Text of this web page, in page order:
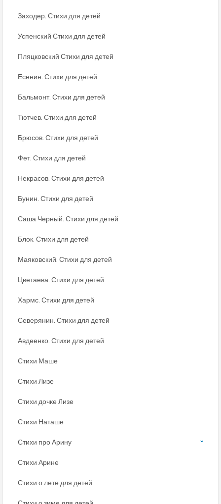
Заходер. Стихи для детей
Успенский Стихи для детей
Пляцковский Стихи для детей
Есенин. Стихи для детей
Бальмонт. Стихи для детей
Тютчев. Стихи для детей
Брюсов. Стихи для детей
Фет. Стихи для детей
Некрасов. Стихи для детей
Бунин. Стихи для детей
Саша Черный. Стихи для детей
Блок. Стихи для детей
Маяковский. Стихи для детей
Цветаева. Стихи для детей
Хармс. Стихи для детей
Северянин. Стихи для детей
Авдеенко. Стихи для детей
Стихи Маше
Стихи Лизе
Стихи дочке Лизе
Стихи Наташе
Стихи про Арину
Стихи Арине
Стихи о лете для детей